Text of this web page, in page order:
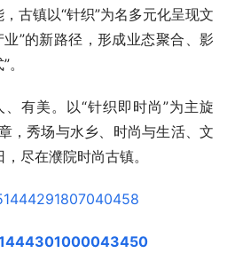
古镇以“针织”为名多元化呈现文
”的新路径，形成业态聚合、影
有美。以“针织即时尚”为主旋
，秀场与水乡、时尚与生活、文
尽在濮院时尚古镇。